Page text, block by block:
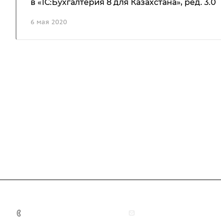
6 мая 2020
в «1С:Бухгалтерия 8 для Казахстана», ред. 3.0